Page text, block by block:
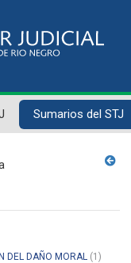
Sumarios del STJ
DEL DAÑO MORAL (1)